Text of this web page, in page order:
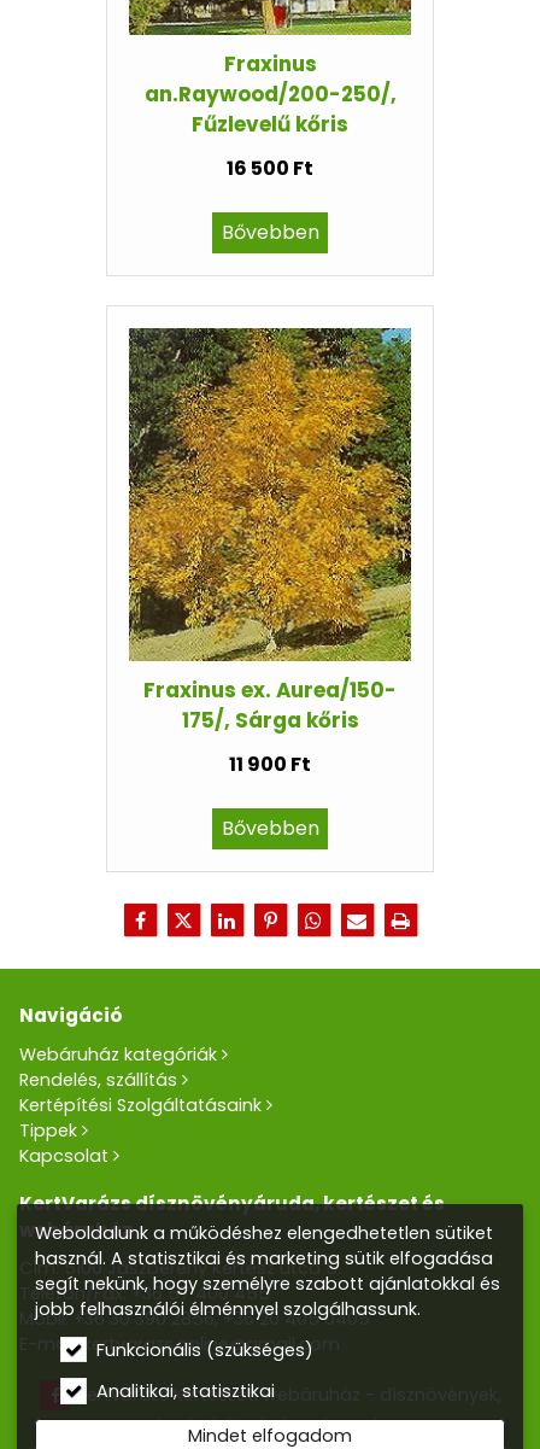
Fraxinus
an.Raywood/200-250/,
Fűzlevelű kőris
16 500 Ft
Bővebben
Fraxinus ex. Aurea/150-
175/, Sárga kőris
11 900 Ft
Bővebben
Navigáció
Webáruház kategóriák
Rendelés, szállítás
Kertépítési Szolgáltatásaink
Tippek
Kapcsolat
KertVarázs dísznövényáruda, kertészet és
webáruház
Cím: 5100 Jászberény Kertész utca 5.
Telefon/Fax: +36 57 400 455
Mobil:+36 30 390 2856,+36 20 405 0405
E-mail:kertvarazs.online@gmail.com
Kertvarázs Kertészeti webáruház - dísznövények,
kerti tó, öntözőrendszerek
Weboldalunk a működéshez elengedhetetlen sütiket
használ. A statisztikai és marketing sütik elfogadása
segít nekünk, hogy személyre szabott ajánlatokkal és
jobb felhasználói élménnyel szolgálhassunk.
Funkcionális (szükséges)
Analitikai, statisztikai
Mindet elfogadom